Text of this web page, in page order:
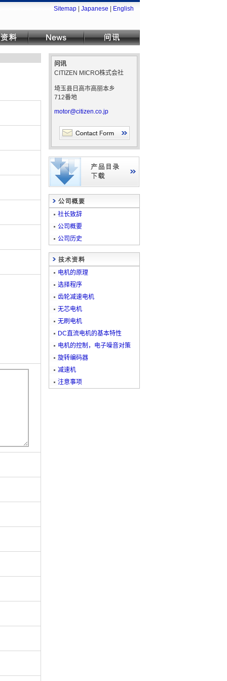
Sitemap Japanese
English
问讯
CITIZEN MICRO株式会社
埼玉县日高市高丽本乡
712番地
motor@citizen.co.jp
社长致辞
公司概要
公司历史
电机的原理
选择程序
齿轮减速电机
无芯电机
无刷电机
DC直流电机的基本特性
电机的控制，电子噪音对策
旋转编码器
减速机
注意事项